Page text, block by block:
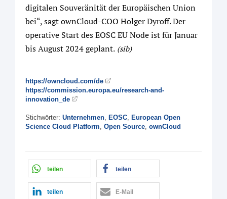
digitalen Souveränität der Europäischen Union
bei“, sagt ownCloud-COO Holger Dyroff. Der
operative Start des EOSC EU Node ist für Januar
bis August 2024 geplant. (sib)
https://owncloud.com/de
https://commission.europa.eu/research-and-
innovation_de
Stichwörter: Unternehmen, EOSC, European Open
Science Cloud Platform, Open Source, ownCloud
teilen teilen
teilen E-Mail